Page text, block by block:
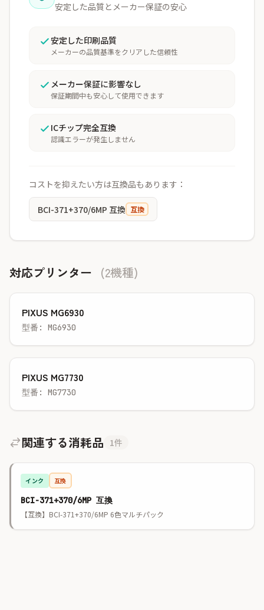
安定した品質とメーカー保証の安心
安定した印刷品質
メーカーの品質基準をクリアした信頼性
メーカー保証に影響なし
保証期間中も安心して使用できます
ICチップ完全互換
認識エラーが発生しません
コストを抑えたい方は互換品もあります：
BCI-371+370/6MP 互換 互換
対応プリンター (2機種)
PIXUS MG6930
型番: MG6930
PIXUS MG7730
型番: MG7730
関連する消耗品 1件
インク 互換
BCI-371+370/6MP 互換
【互換】BCI-371+370/6MP 6色マルチパック